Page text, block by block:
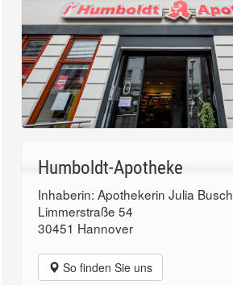
Humboldt-Apotheke
Inhaberin: Apothekerin Julia Busch
Limmerstraße 54
30451 Hannover
So finden Sie uns